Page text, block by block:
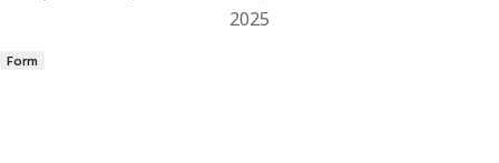
2025
Form